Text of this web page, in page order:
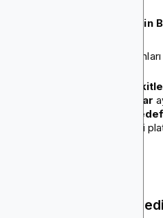
Kripto Reklamverenler için
Bitmedia'nın sınırlamaları
Önceden belirlenmiş
reklamverenleri sınırlar
Kriptoya özgü kitle
Blockchain-Ads gibi yeni
Blockchain-Ads